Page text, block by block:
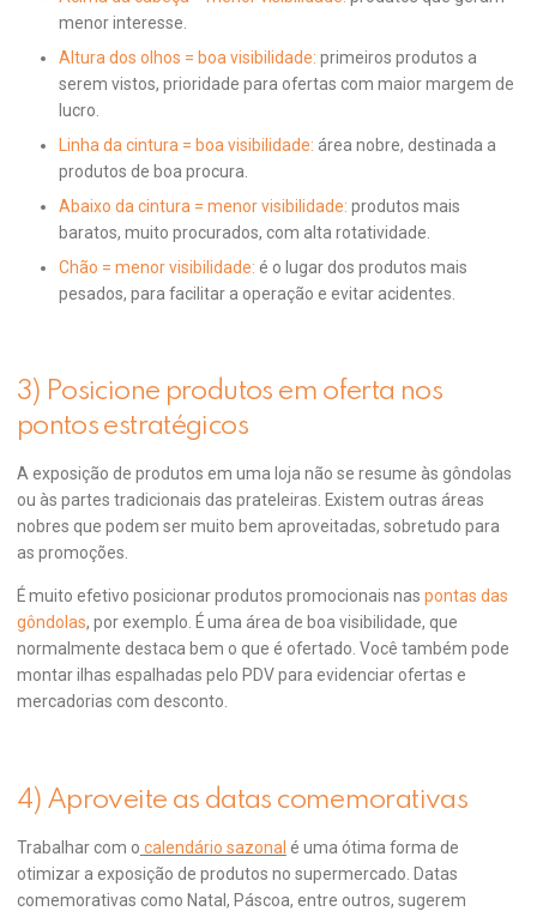
menor interesse.
Altura dos olhos = boa visibilidade: primeiros produtos a
serem vistos, prioridade para ofertas com maior margem de
lucro.
Linha da cintura = boa visibilidade: área nobre, destinada a
produtos de boa procura.
Abaixo da cintura = menor visibilidade: produtos mais
baratos, muito procurados, com alta rotatividade.
Chão = menor visibilidade: é o lugar dos produtos mais
pesados, para facilitar a operação e evitar acidentes.
3) Posicione produtos em oferta nos
pontos estratégicos
A exposição de produtos em uma loja não se resume às gôndolas
ou às partes tradicionais das prateleiras. Existem outras áreas
nobres que podem ser muito bem aproveitadas, sobretudo para
as promoções.
É muito efetivo posicionar produtos promocionais nas pontas das
gôndolas, por exemplo. É uma área de boa visibilidade, que
normalmente destaca bem o que é ofertado. Você também pode
montar ilhas espalhadas pelo PDV para evidenciar ofertas e
mercadorias com desconto.
4) Aproveite as datas comemorativas
Trabalhar com o calendário sazonal é uma ótima forma de
otimizar a exposição de produtos no supermercado. Datas
comemorativas como Natal, Páscoa, entre outros, sugerem